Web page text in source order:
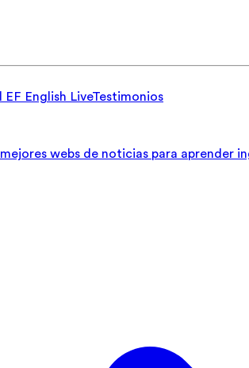
EF English LiveTestimonios
mejores webs de noticias para aprender